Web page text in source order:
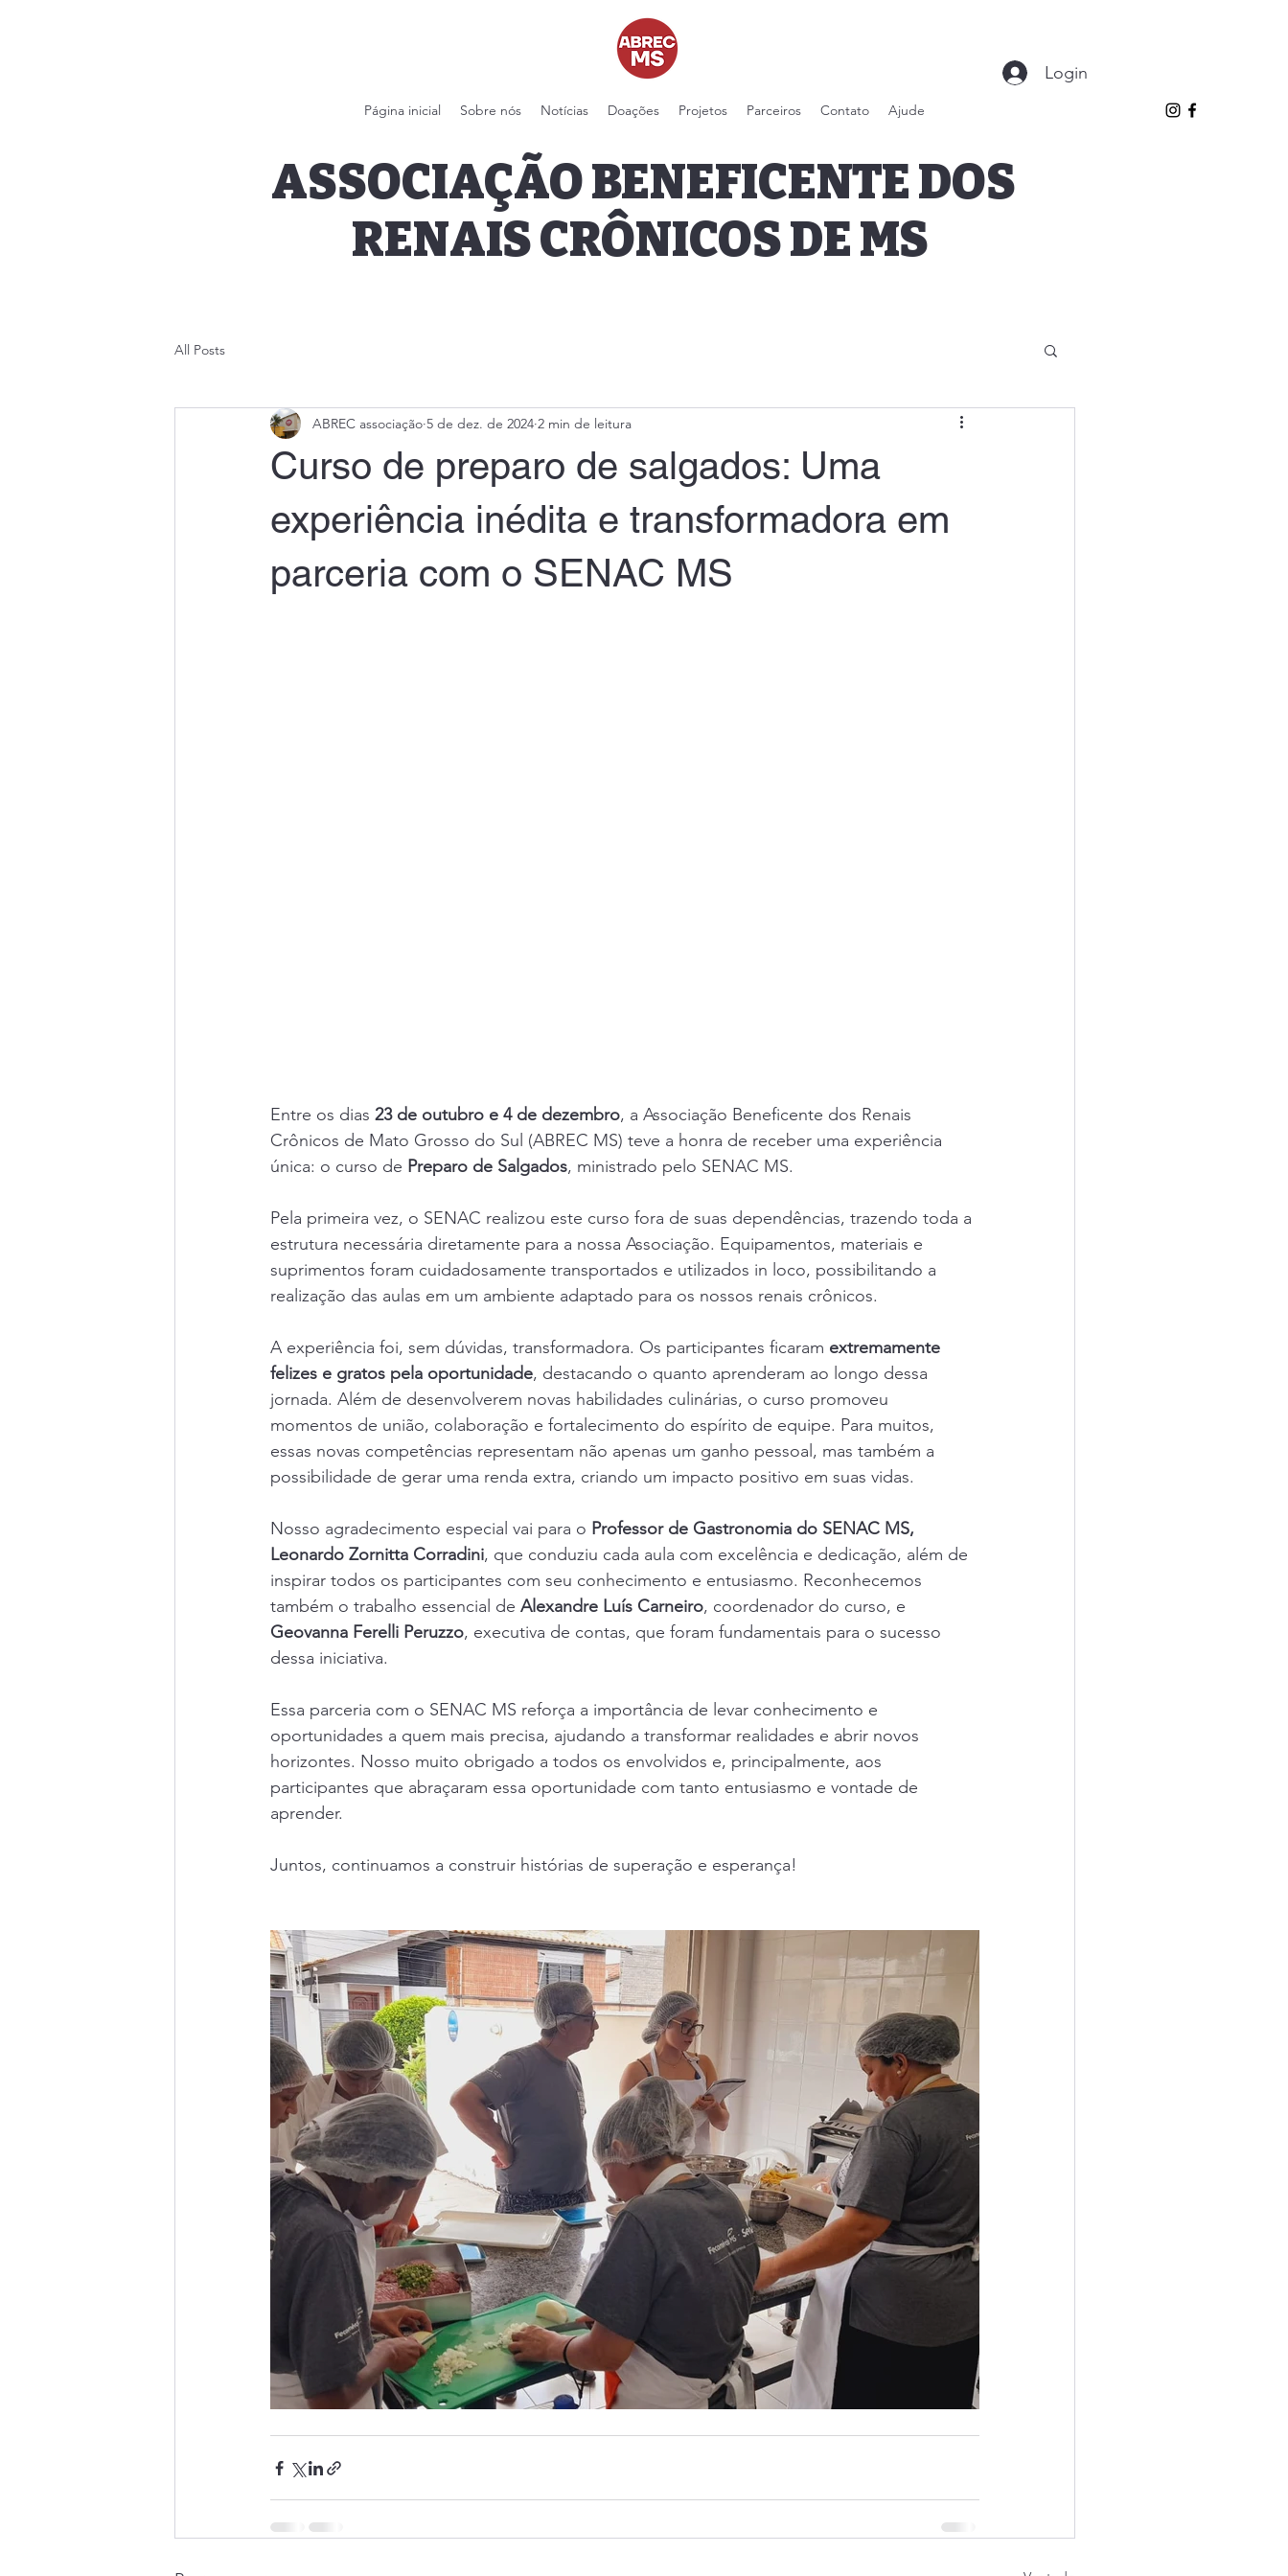
Página inicial Sobre nós Notícias Doações Projetos Parceiros Contato Ajude
Login
ASSOCIAÇÃO BENEFICENTE DOS
RENAIS CRÔNICOS DE MS
All Posts
Curso de preparo de salgados: Uma
experiência inédita e transformadora em
parceria com o SENAC MS
ABREC associação 5 de dez. de 2024 2 min de leitura
Entre os dias 23 de outubro e 4 de dezembro, a Associação Beneficente dos Renais
Crônicos de Mato Grosso do Sul (ABREC MS) teve a honra de receber uma experiência
única: o curso de Preparo de Salgados, ministrado pelo SENAC MS.
Pela primeira vez, o SENAC realizou este curso fora de suas dependências, trazendo toda a
estrutura necessária diretamente para a nossa Associação. Equipamentos, materiais e
suprimentos foram cuidadosamente transportados e utilizados in loco, possibilitando a
realização das aulas em um ambiente adaptado para os nossos renais crônicos.
A experiência foi, sem dúvidas, transformadora. Os participantes ficaram extremamente
felizes e gratos pela oportunidade, destacando o quanto aprenderam ao longo dessa
jornada. Além de desenvolverem novas habilidades culinárias, o curso promoveu
momentos de união, colaboração e fortalecimento do espírito de equipe. Para muitos,
essas novas competências representam não apenas um ganho pessoal, mas também a
possibilidade de gerar uma renda extra, criando um impacto positivo em suas vidas.
Nosso agradecimento especial vai para o Professor de Gastronomia do SENAC MS,
Leonardo Zornitta Corradini, que conduziu cada aula com excelência e dedicação, além de
inspirar todos os participantes com seu conhecimento e entusiasmo. Reconhecemos
também o trabalho essencial de Alexandre Luís Carneiro, coordenador do curso, e
Geovanna Ferelli Peruzzo, executiva de contas, que foram fundamentais para o sucesso
dessa iniciativa.
Essa parceria com o SENAC MS reforça a importância de levar conhecimento e
oportunidades a quem mais precisa, ajudando a transformar realidades e abrir novos
horizontes. Nosso muito obrigado a todos os envolvidos e, principalmente, aos
participantes que abraçaram essa oportunidade com tanto entusiasmo e vontade de
aprender.
Juntos, continuamos a construir histórias de superação e esperança!